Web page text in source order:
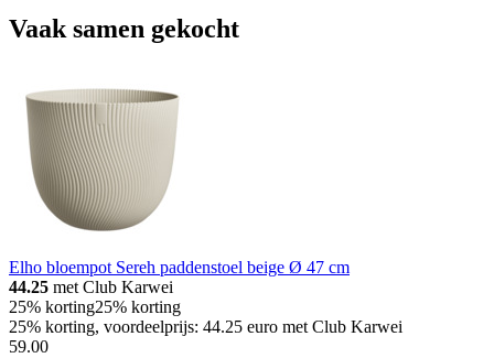
Vaak samen gekocht
Elho bloempot Sereh paddenstoel beige Ø 47 cm
44.25 met Club Karwei
25% korting25% korting
25% korting, voordeelprijs: 44.25 euro met Club Karwei
59.00